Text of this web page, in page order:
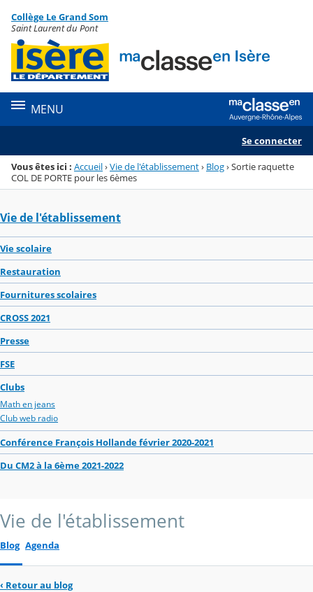
Menu de la rubrique
Contenu
Collège Le Grand Som
Saint Laurent du Pont
MENU
Se connecter
Vous êtes ici : Accueil›Vie de l'établissement› Blog›Sortie raquette
COL DE PORTE pour les 6èmes
Vie de l'établissement
Vie scolaire
Restauration
Fournitures scolaires
CROSS 2021
Presse
FSE
Clubs
Math en jeans
Club web radio
Conférence François Hollande février 2020-2021
Du CM2 à la 6ème 2021-2022
Vie de l'établissement
Blog Agenda
‹ Retour au blog